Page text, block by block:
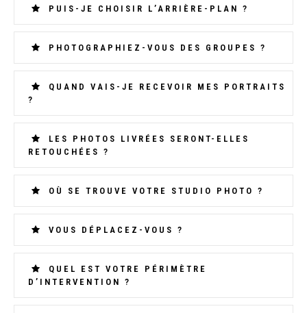
PUIS-JE CHOISIR L’ARRIÈRE-PLAN ?
PHOTOGRAPHIEZ-VOUS DES GROUPES ?
QUAND VAIS-JE RECEVOIR MES PORTRAITS
?
LES PHOTOS LIVRÉES SERONT-ELLES
RETOUCHÉES ?
OÙ SE TROUVE VOTRE STUDIO PHOTO ?
VOUS DÉPLACEZ-VOUS ?
QUEL EST VOTRE PÉRIMÈTRE
D’INTERVENTION ?